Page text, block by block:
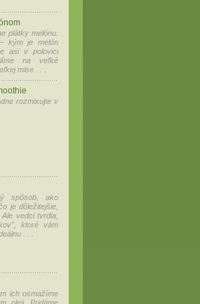
plátky melónu.
kým je melón
asi v polovici
na veľké
mise . . .
rozmixujte v
spôsob, ako
je dôležitejšie,
vedci tvrdia,
ktoré vám
. . .
ich osmažíme